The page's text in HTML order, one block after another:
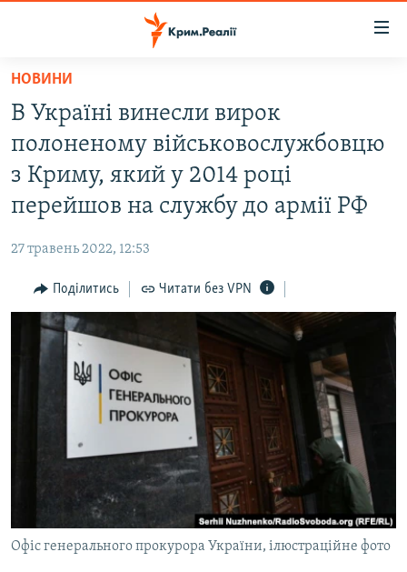
Перейти
основного
матеріалу
Перейти
до
основної
Перейти
пошуку
ВОДА.КРИМ
ВІДЕО ТА ФОТО
ПОЛІТИКА
ПОГЛЯД
ІНТЕРВ'Ю
ВСЕ ЗА ДЕНЬ
СПЕЦПРОЕКТИ
ВІДЕОУРОКИ «ELIFBE»
СВІДЧЕННЯ ОКУПАЦІЇ
УКРАЇНСЬКА ПРОБЛЕМА КРИМУ
ІНФОГРАФІКА
ЯК ОБІЙТИ БЛОКУВАННЯ
Qırımtatar
НОВИНИ
В Україні винесли вирок
полоненому військовослужбовцю
з Криму, який у 2014 році
перейшов на службу до армії РФ
27 травень 2022, 12:53
Поділитись Читати без VPN
Офіс генерального прокурора України, ілюстраційне фото